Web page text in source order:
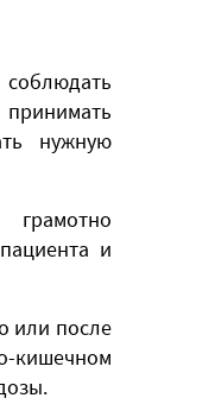
нужную
и
или после
кишечном